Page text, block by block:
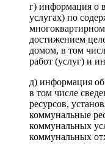
г) информация о
услугах) по
достижением
домом, в том
работ (услуг) и
д) информация
в том числе
ресурсов,
коммунальные
коммунальных
коммунальных